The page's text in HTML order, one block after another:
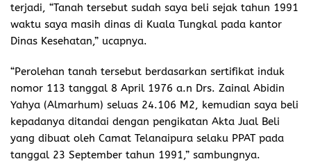
terjadi, “Tanah tersebut sudah saya beli sejak tahun 1991
waktu saya masih dinas di Kuala Tungkal pada kantor
Dinas Kesehatan,” ucapnya.
“Perolehan tanah tersebut berdasarkan sertifikat induk
nomor 113 tanggal 8 April 1976 a.n Drs. Zainal Abidin
Yahya (Almarhum) seluas 24.106 M2, kemudian saya beli
kepadanya ditandai dengan pengikatan Akta Jual Beli
yang dibuat oleh Camat Telanaipura selaku PPAT pada
tanggal 23 September tahun 1991,” sambungnya.